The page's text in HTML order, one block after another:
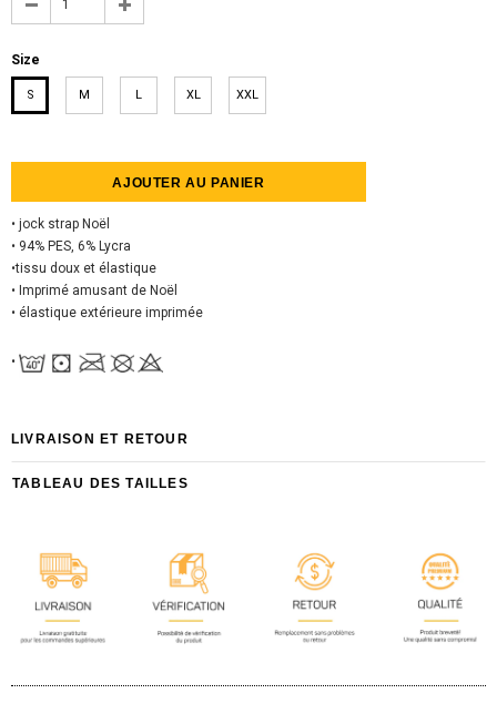
Size
S M L XL XXL
• jock strap Noël
• 94% PES, 6% Lycra
•tissu doux et élastique
• Imprimé amusant de Noël
• élastique extérieure imprimée
•
LIVRAISON ET RETOUR
TABLEAU DES TAILLES